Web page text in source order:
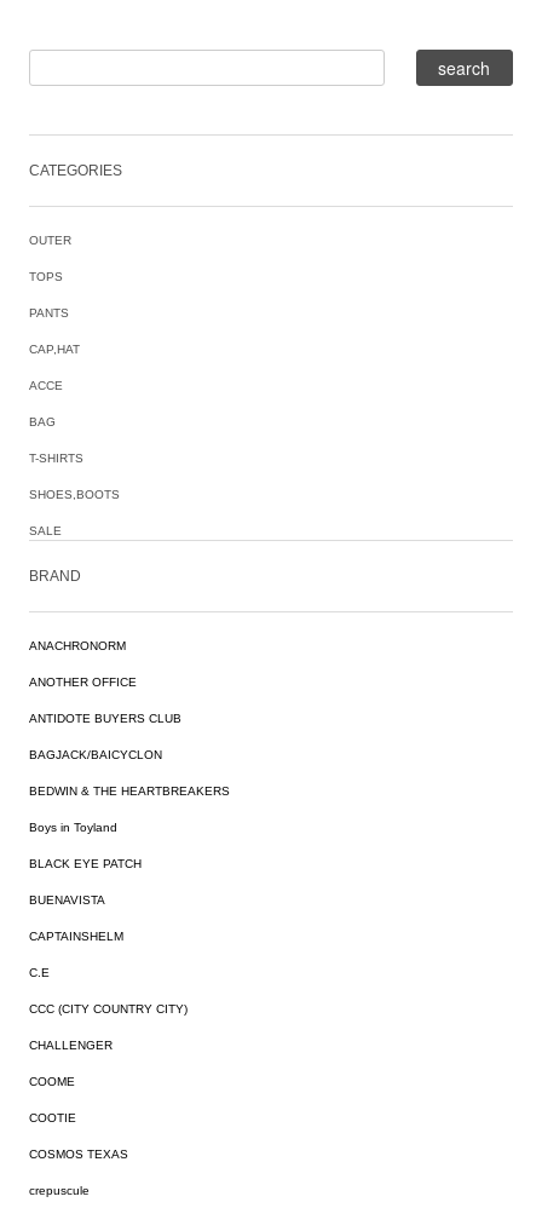
CATEGORIES
OUTER
TOPS
PANTS
CAP,HAT
ACCE
BAG
T-SHIRTS
SHOES,BOOTS
SALE
BRAND
ANACHRONORM
ANOTHER OFFICE
ANTIDOTE BUYERS CLUB
BAGJACK/BAICYCLON
BEDWIN & THE HEARTBREAKERS
Boys in Toyland
BLACK EYE PATCH
BUENAVISTA
CAPTAINSHELM
C.E
CCC (CITY COUNTRY CITY)
CHALLENGER
COOME
COOTIE
COSMOS TEXAS
crepuscule